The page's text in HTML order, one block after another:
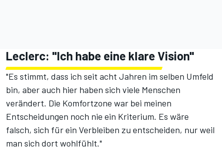
Leclerc: "Ich habe eine klare Vision"
"Es stimmt, dass ich seit acht Jahren im selben Umfeld
bin, aber auch hier haben sich viele Menschen
verändert. Die Komfortzone war bei meinen
Entscheidungen noch nie ein Kriterium. Es wäre
falsch, sich für ein Verbleiben zu entscheiden, nur weil
man sich dort wohlfühlt."